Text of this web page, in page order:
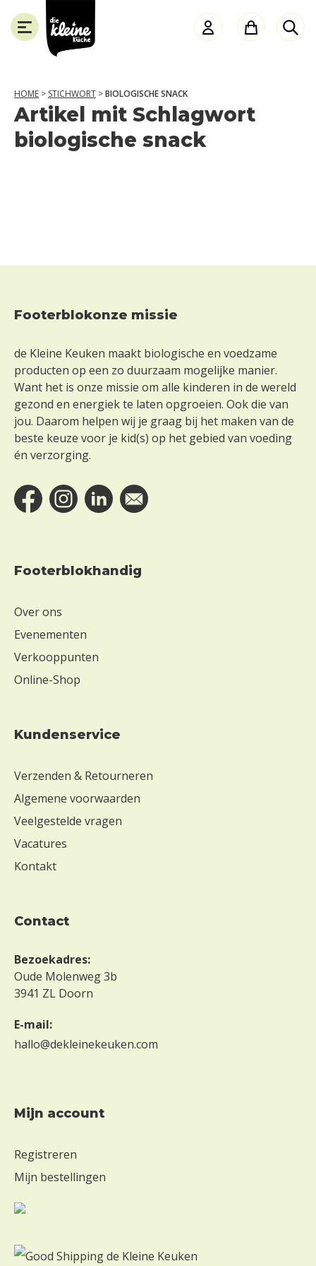
Die
Kleine
Küche
SLUITEN
HOME > STICHWORT >BIOLOGISCHE SNACK
Artikel mit Schlagwort
biologische snack
Footer
Footerblokonze missie
de Kleine Keuken maakt biologische en voedzame
producten op een zo duurzaam mogelijke manier.
Want het is onze missie om alle kinderen in de wereld
gezond en energiek te laten opgroeien. Ook die van
jou. Daarom helpen wij je graag bij het maken van de
beste keuze voor je kid(s) op het gebied van voeding
én verzorging.
Footerblokhandig
Over ons
Evenementen
Verkooppunten
Online-Shop
Kundenservice
Verzenden & Retourneren
Algemene voorwaarden
Veelgestelde vragen
Vacatures
Kontakt
contact
Bezoekadres:
Oude Molenweg 3b
3941 ZL Doorn
E-mail:
hallo@dekleinekeuken.com
mijn account
Registreren
Mijn bestellingen